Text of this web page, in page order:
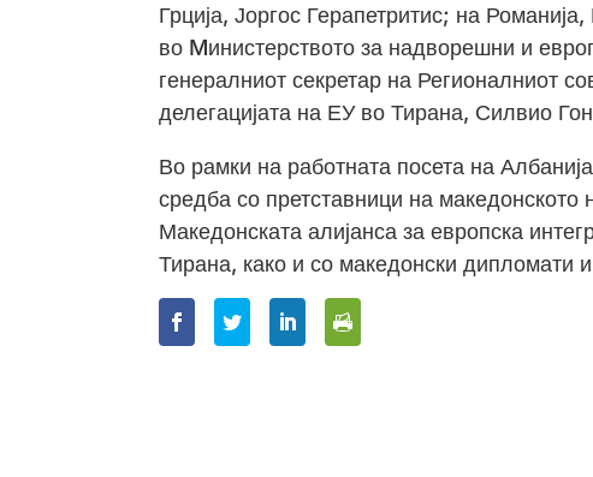
Грција, Јоргос Герапетритис; на
во Mинистерството за надворешни и
генералниот секретар на Регионалниот
делегацијата на ЕУ во Тирана, Силвио
Во рамки на работната посета на
средба со претставници на
Македонската алијанса за европска
Тирана, како и со македонски дипломати